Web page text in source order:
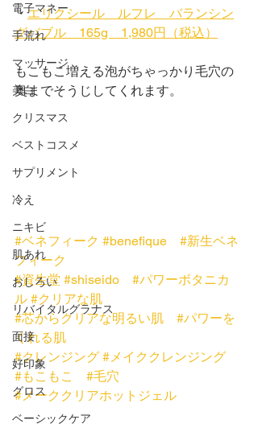
電子マネー
手荒れ
マッサージ
美白
クリスマス
ベストコスメ
サプリメント
冷え
ニキビ
肌あれ
おしろい
リバイタルグラナス
面接
好印象
グロス
ベーシックケア
・エリクシール　ルフレ　バランシン
グバブル　165g　1,980円（税込）
もこもこ増える泡がちゃっかり毛穴の
奥までそうじしてくれます。
#ベネフィーク #benefique
#新生ベネ
フィーク
#資生堂 #shiseido
#パワーボタニカ
ル #クリアな肌
#芯からクリアな明るい肌
#パワーを
くれる肌
#クレンジング #メイククレンジング
#もこもこ
#毛穴
#メーククリアホットジェル